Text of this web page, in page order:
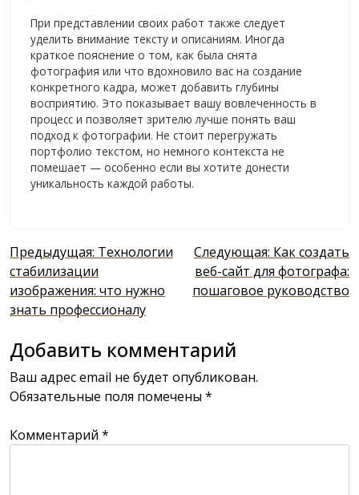
При представлении своих работ также следует
уделить внимание тексту и описаниям. Иногда
краткое пояснение о том, как была снята
фотография или что вдохновило вас на создание
конкретного кадра, может добавить глубины
восприятию. Это показывает вашу вовлеченность в
процесс и позволяет зрителю лучше понять ваш
подход к фотографии. Не стоит перегружать
портфолио текстом, но немного контекста не
помешает — особенно если вы хотите донести
уникальность каждой работы.
Навигация
по
записям
Предыдущая: Технологии
стабилизации
изображения: что нужно
знать профессионалу
Следующая: Как создать
веб-сайт для фотографа:
пошаговое руководство
Добавить комментарий
Ваш адрес email не будет опубликован.
Обязательные поля помечены *
Комментарий *